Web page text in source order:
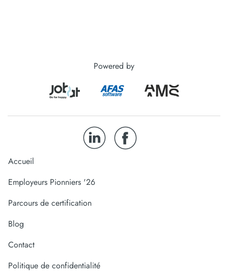
Powered by
Accueil
Employeurs Pionniers '26
Parcours de certification
Blog
Contact
Politique de confidentialité